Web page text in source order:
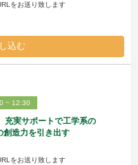
をお送り致します
込む
~ 12:30
充実サポートで工学系の
創造力を引き出す
をお送り致します